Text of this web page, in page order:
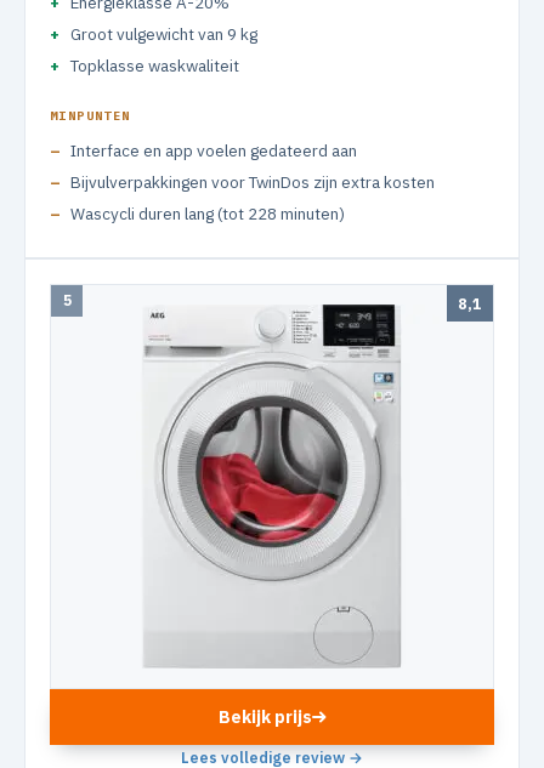
Groot vulgewicht van 9 kg
Topklasse waskwaliteit
MINPUNTEN
Interface en app voelen gedateerd aan
Bijvulverpakkingen voor TwinDos zijn extra kosten
Wascycli duren lang (tot 228 minuten)
5 8,1
Bekijk prijs
Lees volledige review →